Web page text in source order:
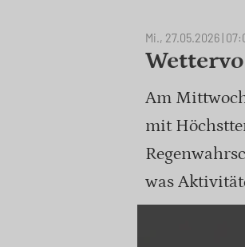
Mi., 27.05.2026 |
Am
mit
was